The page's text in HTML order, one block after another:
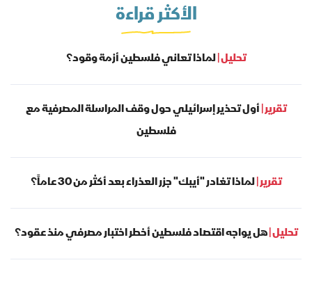
الأكثر قراءة
تحليل |لماذا تعاني فلسطين أزمة وقود؟
تقرير |أول تحذير إسرائيلي حول وقف المراسلة المصرفية مع
فلسطين
تقرير |لماذا تغادر "أيبك" جزر العذراء بعد أكثر من 30 عاماً؟
تحليل |هل يواجه اقتصاد فلسطين أخطر اختبار مصرفي منذ عقود؟